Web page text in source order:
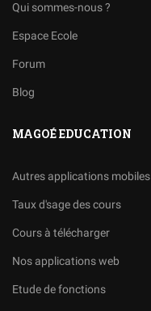
Qui sommes-nous ?
Espace Ecole
Forum
Blog
MAGOÉ EDUCATION
Autres applications mobiles
Taux d'sage des cours
Cours à télécharger
Nos applications web
Etude de fonctions